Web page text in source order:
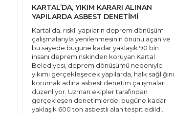
KARTAL’DA, YIKIM KARARI ALINAN
YAPILARDA ASBEST DENETİMİ
Kartal’da, riskli yapıların deprem dönüşüm
çalışmalarıyla yenilenmesinin önünü açan ve
bu sayede bugüne kadar yaklaşık 90 bin
insanı deprem riskinden koruyan Kartal
Belediyesi, deprem dönüşümü nedeniyle
yıkımı gerçekleşecek yapılarda, halk sağlığını
korumak adına asbest denetim çalışmaları
düzenliyor. Uzman ekipler tarafından
gerçekleşen denetimlerde, bugüne kadar
yaklaşık 600 ton asbestli alan tespit edildi.